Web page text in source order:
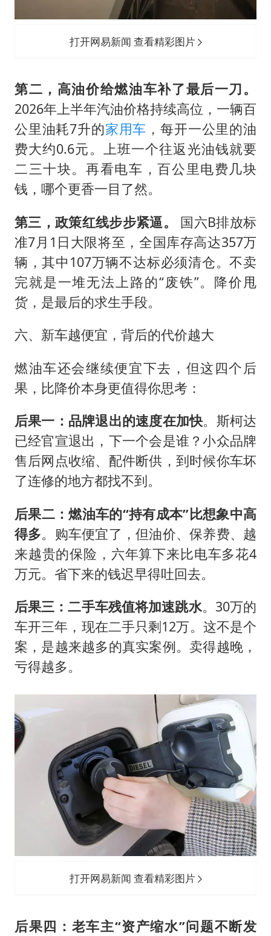
打开网易新闻 查看精彩图片
第二，高油价给燃油车补了最后一刀。
2026年上半年汽油价格持续高位，一辆百
公里油耗7升的家用车 ，每开一公里的油
费大约0.6元。上班一个往返光油钱就要
二三十块。再看电车，百公里电费几块
钱，哪个更香一目了然。
第三，政策红线步步紧逼。
国六B排放标
准7月1日大限将至，全国库存高达357万
辆，其中107万辆不达标必须清仓。不卖
完就是一堆无法上路的“废铁”。降价甩
货，是最后的求生手段。
六、新车越便宜，背后的代价越大
燃油车还会继续便宜下去，但这四个后
果，比降价本身更值得你思考：
后果一：品牌退出的速度在加快。斯柯达
已经官宣退出，下一个会是谁？小众品牌
售后网点收缩、配件断供，到时候你车坏
了连修的地方都找不到。
后果二：燃油车的“持有成本”比想象中高
得多。购车便宜了，但油价、保养费、越
来越贵的保险，六年算下来比电车多花4
万元。省下来的钱迟早得吐回去。
后果三：二手车残值将加速跳水。30万的
车开三年，现在二手只剩12万。这不是个
案，是越来越多的真实案例。卖得越晚，
亏得越多。
打开网易新闻 查看精彩图片
后果四：老车主“资产缩水”问题不断发